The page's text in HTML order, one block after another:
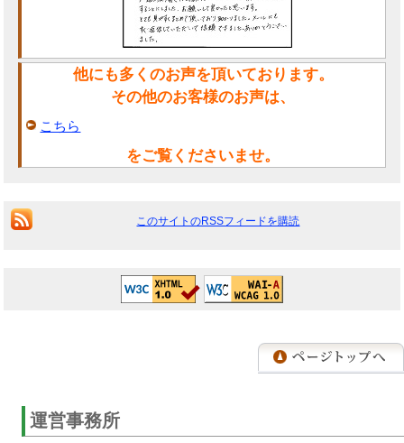
他にも多くのお声を頂いております。
その他のお客様のお声は、
こちら
をご覧くださいませ。
このサイトのRSSフィードを購読
運営事務所